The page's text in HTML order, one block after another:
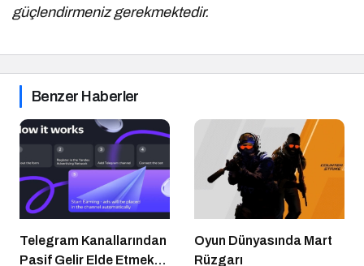
güçlendirmeniz gerekmektedir.
Benzer Haberler
Telegram Kanallarından
Pasif Gelir Elde Etmek
Oyun Dünyasında Mart
Rüzgarı